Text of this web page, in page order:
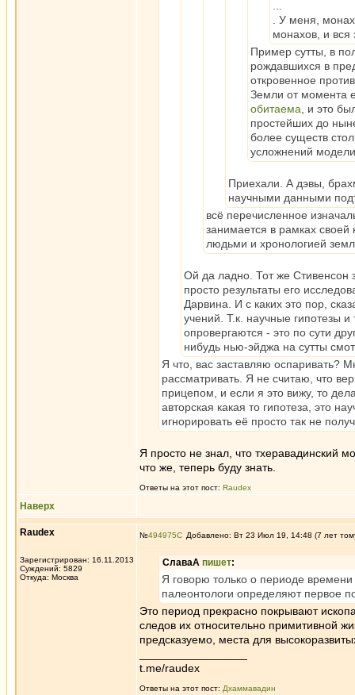
. У меня,
монахов, и вся
Пример сутты, в
рождавшихся в
откровенное
Земли от момента
обитаема , и это
простейших до
более существ
усложнений
Приехали. А дэвы,
научными данными
всё перечисленное
занимается в рамках
людьми и хронологией
Ой да ладно. Тот же Стивенсон
просто результаты его
Дарвина. И с каких это пор,
учений. Т.к. научные гипотезы
опровергаются - это по сути
нибудь нью-эйджа на сутты
Я что, вас заставляю оспаривать?
рассматривать. Я не считаю, что
прицепом, и если я это вижу, то
авторская какая то гипотеза, это
игнорировать её просто так не
Я просто не знал, что тхеравадинский
что же, теперь буду знать.
Ответы на этот пост: Raudex
Наверх
Raudex
Зарегистрирован: 16.11.2013
Суждений: 5829
Откуда: Москва
№494975 Добавлено: Вт 23 Июл 19, 14:48 (7 лет
СлаваА пишет:
Я говорю только о периоде
палеонтологи определяют первое
Это период прекрасно покрывают
следов их относительно примитивной
предсказуемо, места для
t.me/raudex
Ответы на этот пост: Дхаммавадин